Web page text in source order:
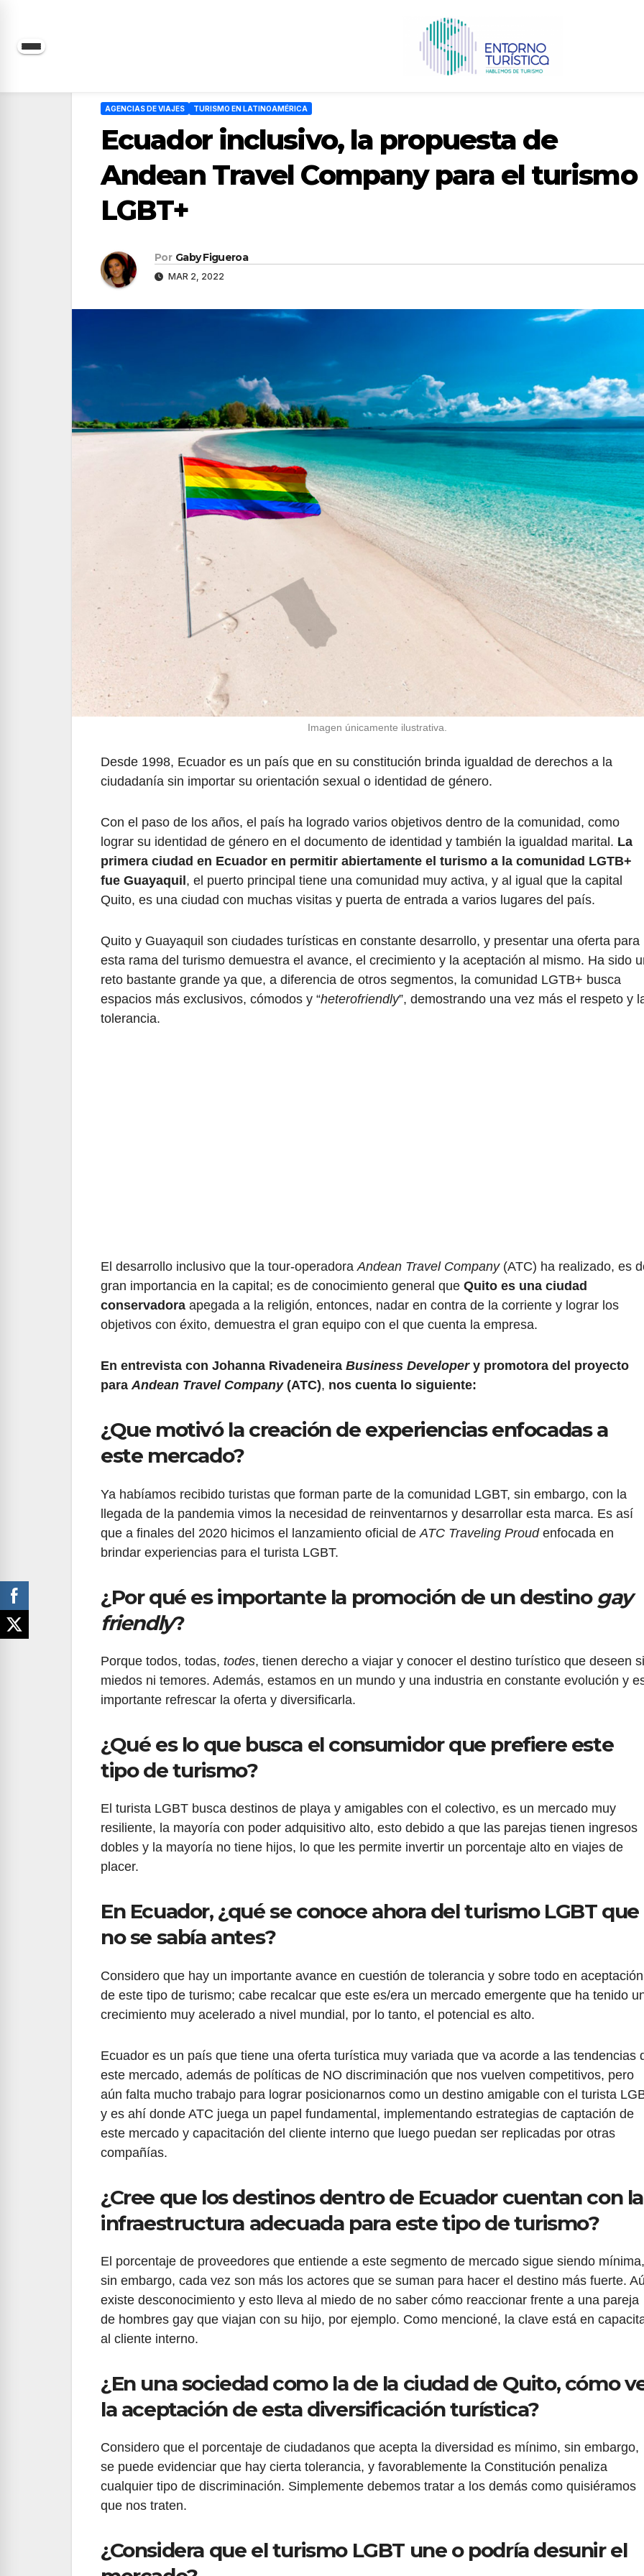
Saltar
AGENCIAS DE VIAJES TURISMO EN LATINOAMÉRICA
Ecuador inclusivo, la propuesta de
Andean Travel Company para el turismo
LGBT+
Por Gaby Figueroa
MAR 2, 2022
Imagen únicamente ilustrativa.
Desde 1998, Ecuador es un país que en su constitución brinda igualdad de derechos a la
ciudadanía sin importar su orientación sexual o identidad de género.
Con el paso de los años, el país ha logrado varios objetivos dentro de la comunidad, como
lograr su identidad de género en el documento de identidad y también la igualdad marital. La
primera ciudad en Ecuador en permitir abiertamente el turismo a la comunidad LGTB+
fue Guayaquil , el puerto principal tiene una comunidad muy activa, y al igual que la capital
Quito, es una ciudad con muchas visitas y puerta de entrada a varios lugares del país.
Quito y Guayaquil son ciudades turísticas en constante desarrollo, y presentar una oferta para
esta rama del turismo demuestra el avance, el crecimiento y la aceptación al mismo. Ha sido
reto bastante grande ya que, a diferencia de otros segmentos, la comunidad LGTB+ busca
espacios más exclusivos, cómodos y “heterofriendly”, demostrando una vez más el respeto y
tolerancia.
El desarrollo inclusivo que la tour-operadoraAndean Travel Company(ATC) ha realizado, es
gran importancia en la capital; es de conocimiento general que Quito es una ciudad
conservadora apegada a la religión, entonces, nadar en contra de la corriente y lograr los
objetivos con éxito, demuestra el gran equipo con el que cuenta la empresa.
En entrevista con Johanna Rivadeneira Business Developery promotora del proyecto
paraAndean Travel Company(ATC), nos cuenta lo siguiente:
¿Que motivó la creación de experiencias enfocadas a
este mercado?
Ya habíamos recibido turistas que forman parte de la comunidad LGBT, sin embargo, con la
llegada de la pandemia vimos la necesidad de reinventarnos y desarrollar esta marca. Es así
que a finales del 2020 hicimos el lanzamiento oficial de ATC Traveling Proudenfocada en
brindar experiencias para el turista LGBT.
¿Por qué es importante la promoción de un destino gay
friendly?
Porque todos, todas, todes, tienen derecho a viajar y conocer el destino turístico que deseen
miedos ni temores. Además, estamos en un mundo y una industria en constante evolución y
importante refrescar la oferta y diversificarla.
¿Qué es lo que busca el consumidor que prefiere este
tipo de turismo?
El turista LGBT busca destinos de playa y amigables con el colectivo, es un mercado muy
resiliente, la mayoría con poder adquisitivo alto, esto debido a que las parejas tienen ingresos
dobles y la mayoría no tiene hijos, lo que les permite invertir un porcentaje alto en viajes de
placer.
En Ecuador, ¿qué se conoce ahora del turismo LGBT que
no se sabía antes?
Considero que hay un importante avance en cuestión de tolerancia y sobre todo en aceptación
de este tipo de turismo; cabe recalcar que este es/era un mercado emergente que ha tenido
crecimiento muy acelerado a nivel mundial, por lo tanto, el potencial es alto.
Ecuador es un país que tiene una oferta turística muy variada que va acorde a las tendencias
este mercado, además de políticas de NO discriminación que nos vuelven competitivos, pero
aún falta mucho trabajo para lograr posicionarnos como un destino amigable con el turista
y es ahí donde ATC juega un papel fundamental, implementando estrategias de captación de
este mercado y capacitación del cliente interno que luego puedan ser replicadas por otras
compañías.
¿Cree que los destinos dentro de Ecuador cuentan con la
infraestructura adecuada para este tipo de turismo?
El porcentaje de proveedores que entiende a este segmento de mercado sigue siendo mínima,
sin embargo, cada vez son más los actores que se suman para hacer el destino más fuerte.
existe desconocimiento y esto lleva al miedo de no saber cómo reaccionar frente a una pareja
de hombres gay que viajan con su hijo, por ejemplo. Como mencioné, la clave está en
al cliente interno.
¿En una sociedad como la de la ciudad de Quito, cómo
la aceptación de esta diversificación turística?
Considero que el porcentaje de ciudadanos que acepta la diversidad es mínimo, sin embargo,
se puede evidenciar que hay cierta tolerancia, y favorablemente la Constitución penaliza
cualquier tipo de discriminación. Simplemente debemos tratar a los demás como quisiéramos
que nos traten.
¿Considera que el turismo LGBT une o podría desunir el